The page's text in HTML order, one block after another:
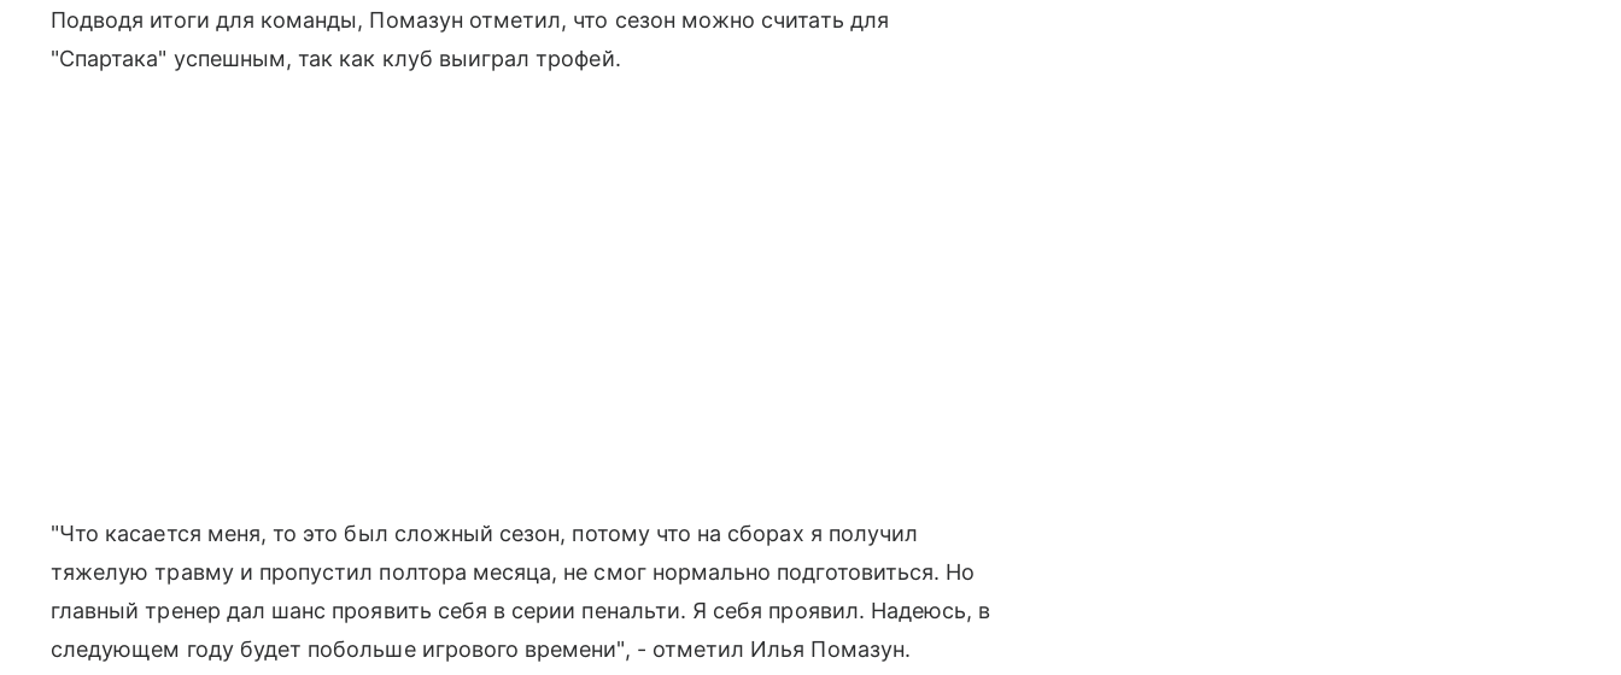
Подводя итоги для команды, Помазун отметил, что сезон можно считать для
"Спартака" успешным, так как клуб выиграл трофей.
"Что касается меня, то это был сложный сезон, потому что на сборах я получил
тяжелую травму и пропустил полтора месяца, не смог нормально подготовиться. Но
главный тренер дал шанс проявить себя в серии пенальти. Я себя проявил. Надеюсь, в
следующем году будет побольше игрового времени", - отметил Илья Помазун.